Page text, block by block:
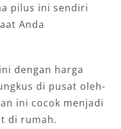
pilus ini sendiri
Anda
dengan harga
di pusat oleh-
ini cocok menjadi
di rumah.